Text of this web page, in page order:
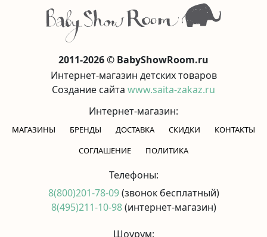
2011-2026 © BabyShowRoom.ru
Интернет-магазин детских товаров
Создание сайта www.saita-zakaz.ru
Интернет-магазин:
МАГАЗИНЫ БРЕНДЫ ДОСТАВКА СКИДКИ
КОНТАКТЫ
CОГЛАШЕНИЕ
ПОЛИТИКА
Телефоны:
8(800)201-78-09(звонок бесплатный)
8(495)211-10-98(интернет-магазин)
Шоурум: